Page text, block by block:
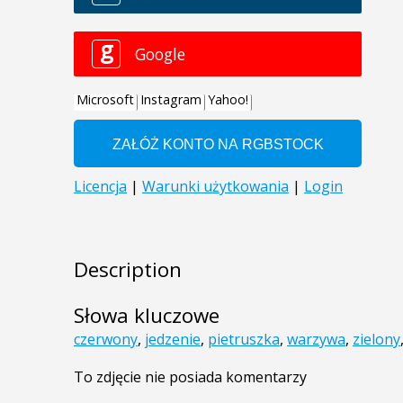
Description
Słowa kluczowe
czerwony, jedzenie, pietruszka, warzywa, zielony,
To zdjęcie nie posiada komentarzy